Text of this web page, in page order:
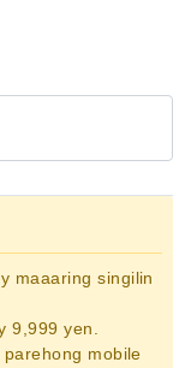
maaaring singilin
9,999 yen.
mobile